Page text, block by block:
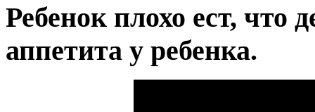
Ребенок плохо ест, что
аппетита у ребенка.